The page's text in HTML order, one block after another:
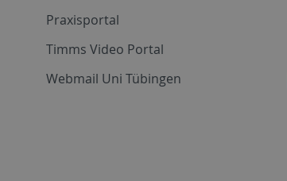
Praxisportal
Timms Video Portal
Webmail Uni Tübingen